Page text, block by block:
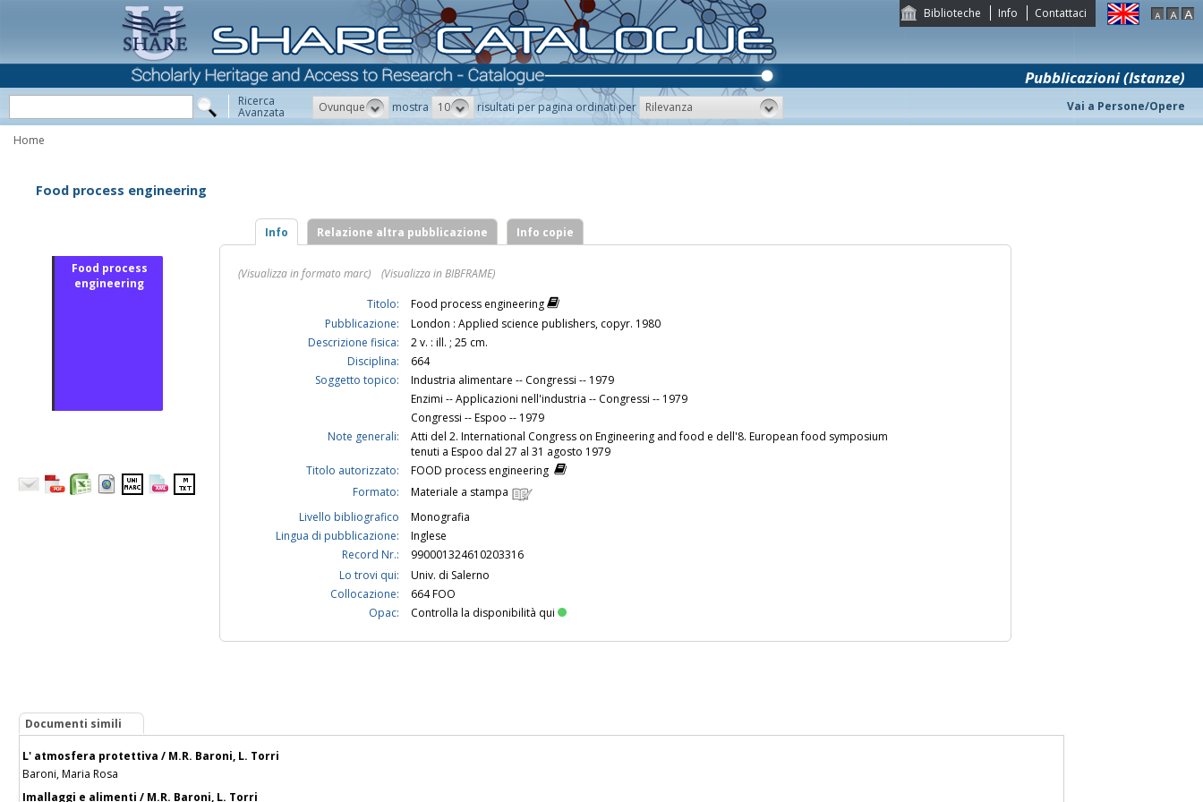
Biblioteche Info Contattaci
Pubblicazioni (Istanze)
Ricerca
Avanzata Ovunque mostra 10 risultati per pagina ordinati per Rilevanza Vai a Persone/Opere
Home
Food process engineering
Food process
engineering
Info Relazione altra pubblicazione Info copie
(Visualizza in formato marc)
(Visualizza in BIBFRAME)
Titolo:
Food process engineering
Pubblicazione:
London : Applied science publishers, copyr. 1980
Descrizione fisica:
2 v. : ill. ; 25 cm.
Disciplina:
664
Soggetto topico:
Industria alimentare -- Congressi -- 1979
Enzimi -- Applicazioni nell'industria -- Congressi -- 1979
Congressi -- Espoo -- 1979
Note generali:
Atti del 2. International Congress on Engineering and food e dell'8. European food symposium
tenuti a Espoo dal 27 al 31 agosto 1979
Titolo autorizzato:
FOOD process engineering
Formato:
Materiale a stampa
Livello bibliografico
Monografia
Lingua di pubblicazione:
Inglese
Record Nr.:
990001324610203316
Lo trovi qui:
Univ. di Salerno
Collocazione:
664 FOO
Opac:
Controlla la disponibilità qui
Documenti simili
L' atmosfera protettiva / M.R. Baroni, L. Torri
Baroni, Maria Rosa
Imallaggi e alimenti / M.R. Baroni, L. Torri